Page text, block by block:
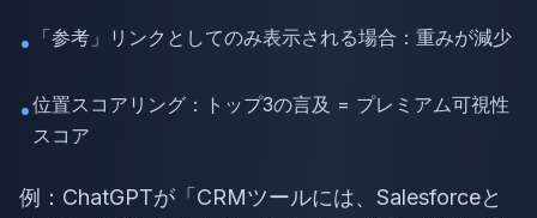
• 「参考」リンクとしてのみ表示される場合：重みが減少
•位置スコアリング：トップ3の言及 = プレミアム可視性
スコア
例：ChatGPTが「CRMツールには、Salesforceと